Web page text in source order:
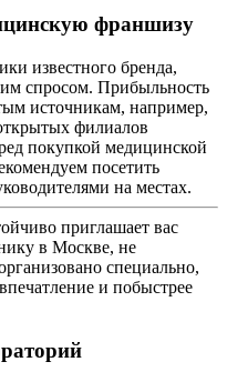
франшизу
известного бренда,
спросом. Прибыльность
источникам, например,
филиалов
покупкой медицинской
посетить
на местах.
приглашает вас
в Москве, не
специально,
и побыстрее